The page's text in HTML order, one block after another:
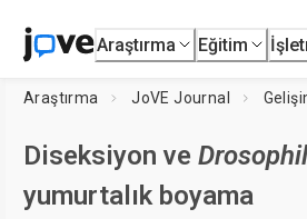
Araştırma Eğitim
Araştırma JoVE Journal
Diseksiyon ve
yumurtalık boyama